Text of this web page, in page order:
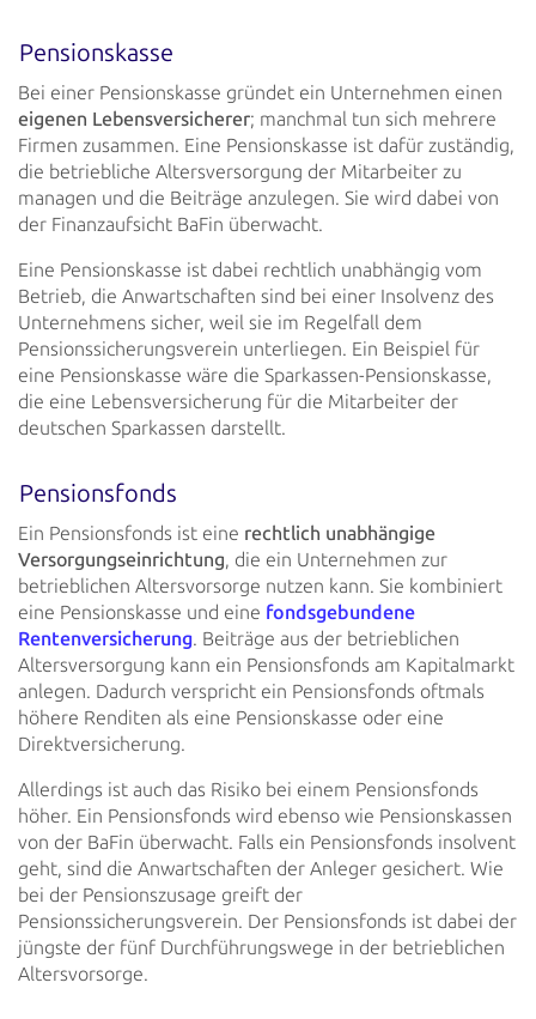
Pensionskasse
Bei einer Pensionskasse gründet ein Unternehmen einen
eigenen Lebensversicherer; manchmal tun sich mehrere
Firmen zusammen. Eine Pensionskasse ist dafür zuständig,
die betriebliche Altersversorgung der Mitarbeiter zu
managen und die Beiträge anzulegen. Sie wird dabei von
der Finanzaufsicht BaFin überwacht.
Eine Pensionskasse ist dabei rechtlich unabhängig vom
Betrieb, die Anwartschaften sind bei einer Insolvenz des
Unternehmens sicher, weil sie im Regelfall dem
Pensionssicherungsverein unterliegen. Ein Beispiel für
eine Pensionskasse wäre die Sparkassen-Pensionskasse,
die eine Lebensversicherung für die Mitarbeiter der
deutschen Sparkassen darstellt.
Pensionsfonds
Ein Pensionsfonds ist eine rechtlich unabhängige
Versorgungseinrichtung, die ein Unternehmen zur
betrieblichen Altersvorsorge nutzen kann. Sie kombiniert
eine Pensionskasse und eine fondsgebundene
Rentenversicherung. Beiträge aus der betrieblichen
Altersversorgung kann ein Pensionsfonds am Kapitalmarkt
anlegen. Dadurch verspricht ein Pensionsfonds oftmals
höhere Renditen als eine Pensionskasse oder eine
Direktversicherung.
Allerdings ist auch das Risiko bei einem Pensionsfonds
höher. Ein Pensionsfonds wird ebenso wie Pensionskassen
von der BaFin überwacht. Falls ein Pensionsfonds insolvent
geht, sind die Anwartschaften der Anleger gesichert. Wie
bei der Pensionszusage greift der
Pensionssicherungsverein. Der Pensionsfonds ist dabei der
jüngste der fünf Durchführungswege in der betrieblichen
Altersvorsorge.